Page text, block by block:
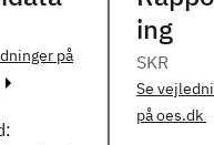
på
ing
SKR
Se
på oes.dk